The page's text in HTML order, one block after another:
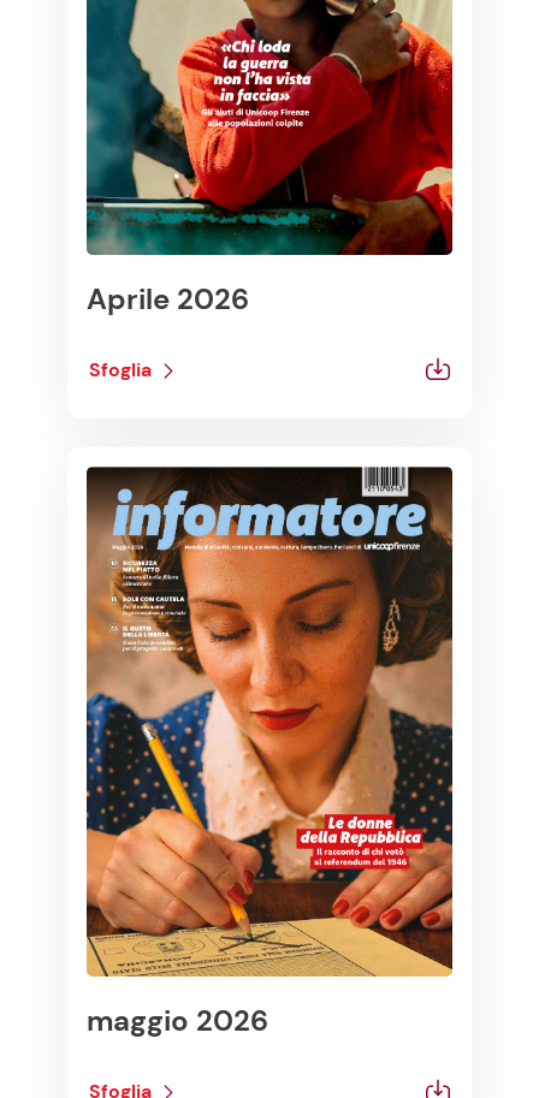
Aprile 2026
Sfoglia
maggio 2026
Sfoglia